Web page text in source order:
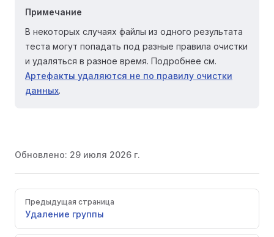
Примечание
В некоторых случаях файлы из одного результата
теста могут попадать под разные правила очистки
и удаляться в разное время. Подробнее см.
Артефакты удаляются не по правилу очистки
данных.
Обновлено: 29 июля 2026 г.
Pager
Предыдущая страница
Удаление группы